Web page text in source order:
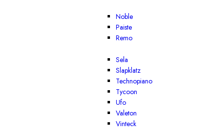
Noble
Paiste
Remo
Sela
Slapklatz
Technopiano
Tycoon
Ufo
Valeton
Vinteck